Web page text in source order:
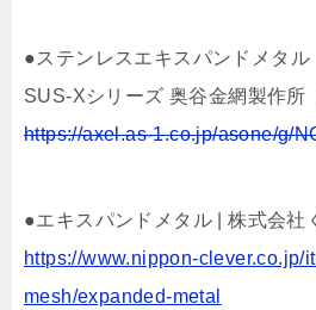
●ステンレスエキスパンドメ
SUS-Xシリーズ 奥谷金網製作所
https://axel.as-1.co.jp/asone/g/
●エキスパンドメタル | 株式会社
https://www.nippon-clever.co.jp/
mesh/expanded-metal